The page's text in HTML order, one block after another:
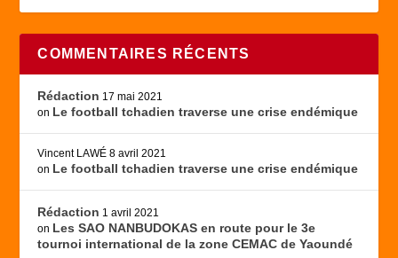
COMMENTAIRES RÉCENTS
Rédaction 17 mai 2021
on Le football tchadien traverse une crise endémique
Vincent LAWÉ 8 avril 2021
on Le football tchadien traverse une crise endémique
Rédaction 1 avril 2021
on Les SAO NANBUDOKAS en route pour le 3e
tournoi international de la zone CEMAC de Yaoundé